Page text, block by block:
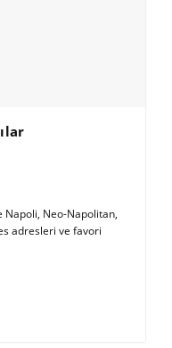
Napoli, Neo-Napolitan,
adresleri ve favori